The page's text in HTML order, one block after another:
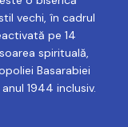
vechi, în cadrul
pe 14
spirituală,
Basarabiei
1944 inclusiv.